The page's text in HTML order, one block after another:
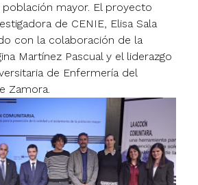
población mayor. El proyecto
de CENIE, Elisa Sala
con la colaboración de la
Martínez Pascual y el liderazgo
de Enfermería del
Zamora.